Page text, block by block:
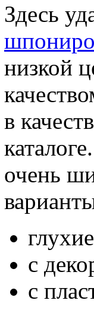
Здесь
низкой
в
очень
с
с